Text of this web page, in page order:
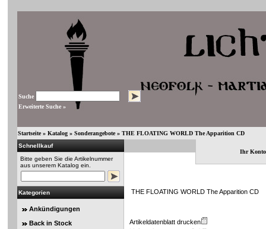
Suche
Erweiterte Suche »
Startseite» Katalog» Sonderangebote» THE FLOATING WORLD The Apparition CD
Schnellkauf
Bitte geben Sie die Artikelnummer
aus unserem Katalog ein.
Kategorien
Ankündigungen
Back in Stock
Ihr Konto
THE FLOATING WORLD The Apparition CD
Artikeldatenblatt drucken